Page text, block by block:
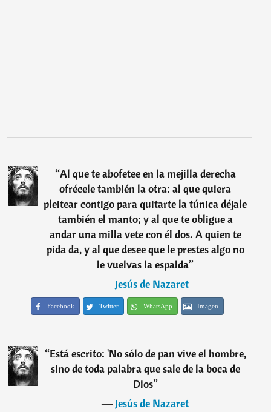
“Al que te abofetee en la mejilla derecha
ofrécele también la otra: al que quiera
pleitear contigo para quitarte la túnica déjale
también el manto; y al que te obligue a
andar una milla vete con él dos. A quien te
pida da, y al que desee que le prestes algo no
le vuelvas la espalda”
―Jesús de Nazaret
Facebook Twitter WhatsApp Imagen
“Está escrito: 'No sólo de pan vive el hombre,
sino de toda palabra que sale de la boca de
Dios”
―Jesús de Nazaret